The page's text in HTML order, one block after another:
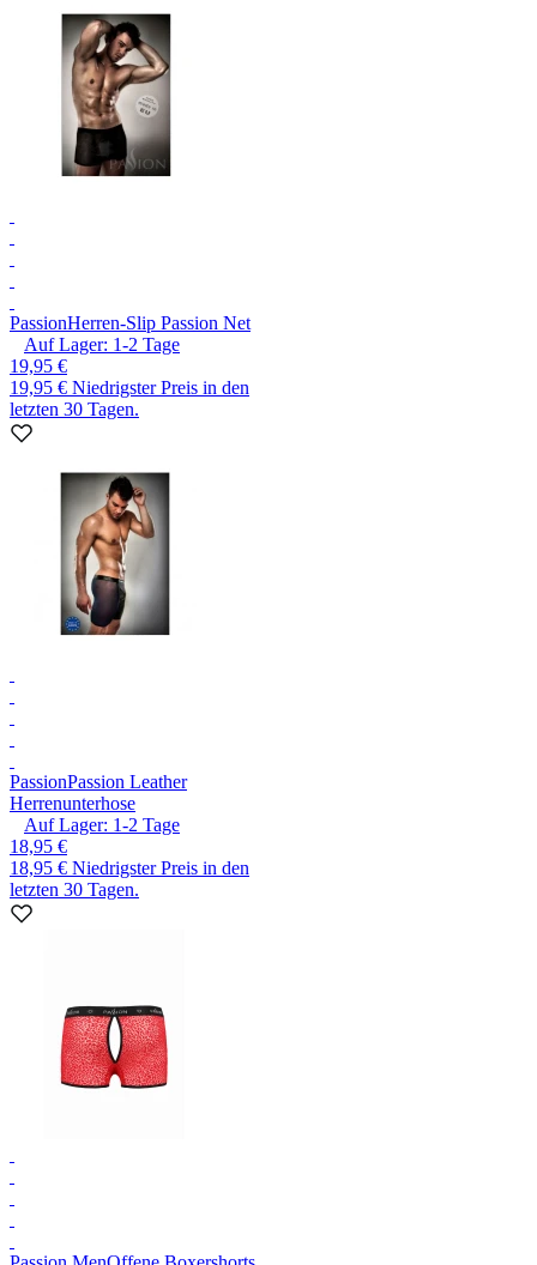
PassionHerren-Slip Passion Net
Auf Lager: 1-2 Tage
19,95 €
19,95 € Niedrigster Preis in den
letzten 30 Tagen.
PassionPassion Leather
Herrenunterhose
Auf Lager: 1-2 Tage
18,95 €
18,95 € Niedrigster Preis in den
letzten 30 Tagen.